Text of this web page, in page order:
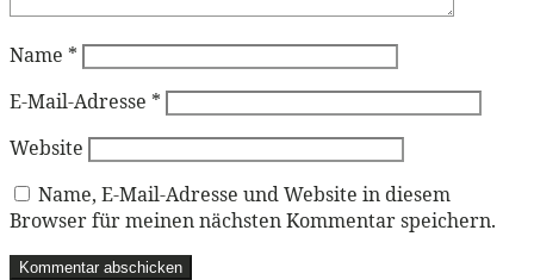
Name *
E-Mail-Adresse *
Website
Name, E-Mail-Adresse und Website in diesem
Browser für meinen nächsten Kommentar speichern.